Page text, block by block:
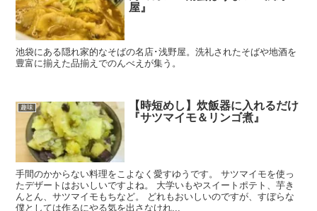
屋』
池袋にある隠れ家的なそばの名店･浅野屋。洗礼されたそばや地酒を
豊富に揃えた品揃えでのんべえが集う。
趣味
【時短めし】炊飯器に入れるだけ
『サツマイモ＆リンゴ煮』
手間のかからない料理をこよなく愛すゆうです。 サツマイモを使っ
たデザートはおいしいですよね。 大学いもやスイートポテト、芋き
んとん、サツマイモもちなど。 どれもおいしいのですが、すぼらな
僕としては作るにやる気を出さなけれ...